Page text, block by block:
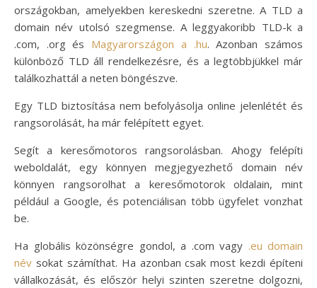
országokban, amelyekben kereskedni szeretne. A TLD a
domain név utolsó szegmense. A leggyakoribb TLD-k a
.com, .org és Magyarországon a .hu. Azonban számos
különböző TLD áll rendelkezésre, és a legtöbbjükkel már
találkozhattál a neten böngészve.
Egy TLD biztosítása nem befolyásolja online jelenlétét és
rangsorolását, ha már felépített egyet.
Segít a keresőmotoros rangsorolásban. Ahogy felépíti
weboldalát, egy könnyen megjegyezhető domain név
könnyen rangsorolhat a keresőmotorok oldalain, mint
például a Google, és potenciálisan több ügyfelet vonzhat
be.
Ha globális közönségre gondol, a .com vagy .eu domain
név sokat számíthat. Ha azonban csak most kezdi építeni
vállalkozását, és először helyi szinten szeretne dolgozni,